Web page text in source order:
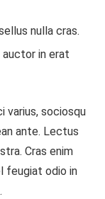
nulla cras.
auctor in erat
varius, sociosqu
ante. Lectus
Cras enim
feugiat odio in